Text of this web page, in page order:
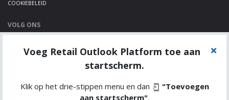
COOKIEBELEID
VOLG ONS
TWITTER
Voeg Retail Outlook Platform toe aan
startscherm.
Klik op het drie-stippen menu en dan
"Toevoegen
aan startscherm".